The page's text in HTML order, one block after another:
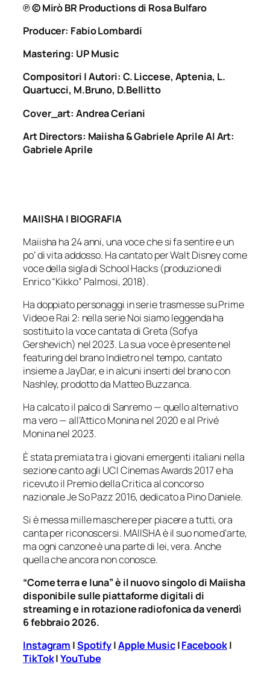
℗ © Mirò BR Productions di Rosa Bulfaro
Producer: Fabio Lombardi
Mastering: UP Music
Compositori | Autori: C. Liccese, Aptenia, L.
Quartucci, M.Bruno, D.Bellitto
Cover_art: Andrea Ceriani
Art Directors: Maiisha & Gabriele Aprile AI Art:
Gabriele Aprile
MAIISHA | BIOGRAFIA
Maiisha ha 24 anni, una voce che si fa sentire e un
po’ di vita addosso. Ha cantato per Walt Disney come
voce della sigla di School Hacks (produzione di
Enrico “Kikko” Palmosi, 2018).
Ha doppiato personaggi in serie trasmesse su Prime
Video e Rai 2: nella serie Noi siamo leggenda ha
sostituito la voce cantata di Greta (Sofya
Gershevich) nel 2023. La sua voce è presente nel
featuring del brano Indietro nel tempo, cantato
insieme a JayDar, e in alcuni inserti del brano con
Nashley, prodotto da Matteo Buzzanca.
Ha calcato il palco di Sanremo — quello alternativo
ma vero — all’Attico Monina nel 2020 e al Privé
Monina nel 2023.
È stata premiata tra i giovani emergenti italiani nella
sezione canto agli UCI Cinemas Awards 2017 e ha
ricevuto il Premio della Critica al concorso
nazionale Je So Pazz 2016, dedicato a Pino Daniele.
Si è messa mille maschere per piacere a tutti, ora
canta per riconoscersi. MAIISHA è il suo nome d’arte,
ma ogni canzone è una parte di lei, vera. Anche
quella che ancora non conosce.
“Come terra e luna” è il nuovo singolo di Maiisha
disponibile sulle piattaforme digitali di
streaming e in rotazione radiofonica da venerdì
6 febbraio 2026.
Instagram |Spotify|Apple Music|Facebook|
TikTok|YouTube